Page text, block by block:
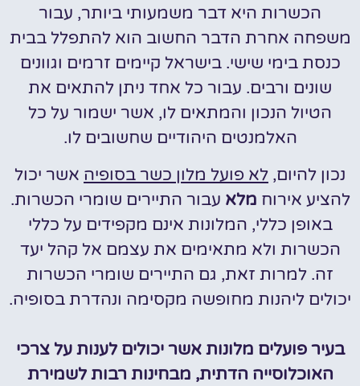
הכשרות היא דבר משמעותי ביותר, עבור
משפחה אחרת הדבר החשוב הוא להתפלל בבית
כנסת בימי שישי. בישראל קיימים זרמים וגוונים
שונים ורבים. עבור כל אחד ניתן להתאים את
הטיול הנכון והמתאים לו, אשר ישמור על כל
האלמנטים היהודיים שחשובים לו.
נכון להיום, לא פועל מלון כשר בסופיה אשר יכול
להציע אירוח מלא עבור התיירים שומרי הכשרות.
באופן כללי, המלונות אינם מקפידים על כללי
הכשרות ולא מתאימים את עצמם אל קהל יעד
זה. למרות זאת, גם התיירים שומרי הכשרות
יכולים ליהנות מחופשה מקסימה ונהדרת בסופיה.
בעיר פועלים מלונות אשר יכולים לענות על צרכי
האוכלוסייה הדתית, מבחינות רבות לשמירת